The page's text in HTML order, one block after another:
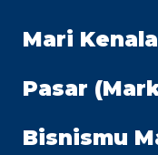
Mari
Pasar
Bisnismu